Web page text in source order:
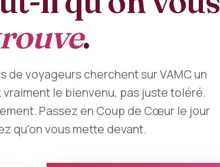
.
de voyageurs cherchent sur VAMC un
le bienvenu, pas juste toléré.
Passez en Coup de Cœur le jour
qu'on vous mette devant.